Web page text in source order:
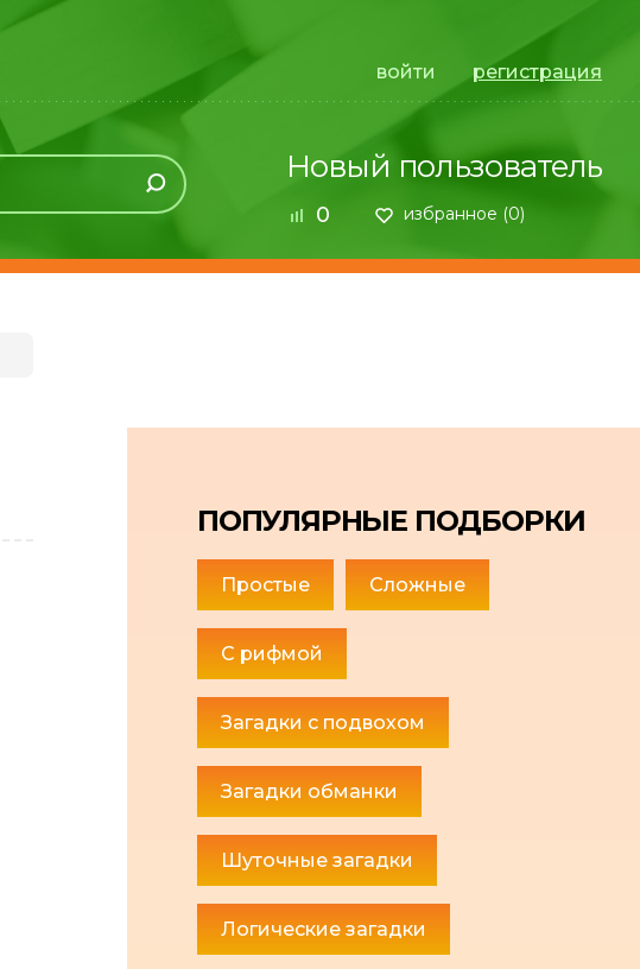
войти регистрация
Новый пользователь
0 избранное (0)
ПОПУЛЯРНЫЕ ПОДБОРКИ
Простые Сложные
С рифмой
Загадки с подвохом
Загадки обманки
Шуточные загадки
Логические загадки